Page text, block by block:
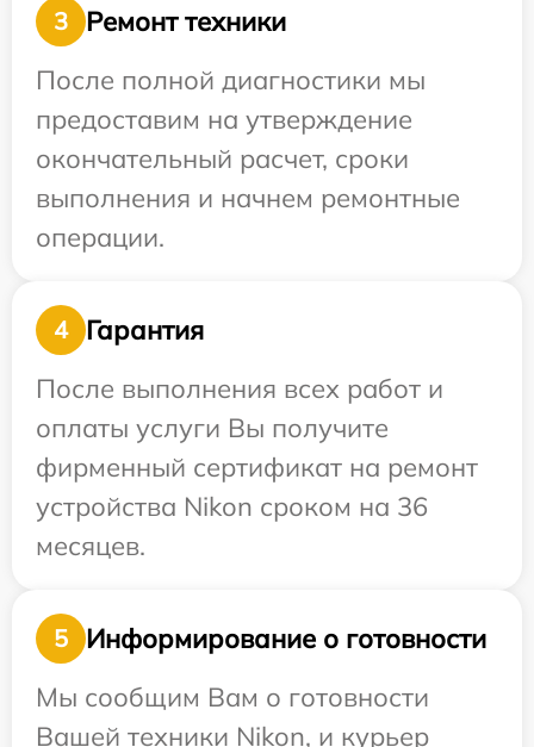
3
Ремонт техники
После полной диагностики мы
предоставим на утверждение
окончательный расчет, сроки
выполнения и начнем ремонтные
операции.
4
Гарантия
После выполнения всех работ и
оплаты услуги Вы получите
фирменный сертификат на ремонт
устройства Nikon сроком на 36
месяцев.
5
Информирование о готовности
Мы сообщим Вам о готовности
Вашей техники Nikon, и курьер